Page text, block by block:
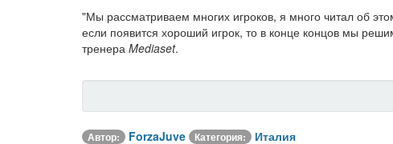
"Мы рассматриваем многих игроков, я много читал об
если появится хороший игрок, то в конце концов мы
тренера Mediaset.
Автор: ForzaJuve Категория: Италия